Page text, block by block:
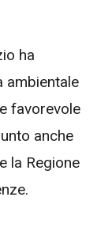
ha
ambientale
favorevole
anche
la Regione